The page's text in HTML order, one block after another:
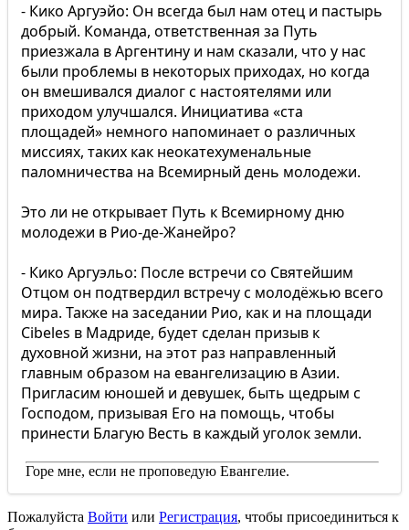
- Кико Аргуэйо: Он всегда был нам отец и пастырь
добрый. Команда, ответственная за Путь
приезжала в Аргентину и нам сказали, что у нас
были проблемы в некоторых приходах, но когда
он вмешивался диалог с настоятелями или
приходом улучшался. Инициатива «ста
площадей» немного напоминает о различных
миссиях, таких как неокатехуменальные
паломничества на Всемирный день молодежи.
Это ли не открывает Путь к Всемирному дню
молодежи в Рио-де-Жанейро?
- Кико Аргуэльо: После встречи со Святейшим
Отцом он подтвердил встречу с молодёжью всего
мира. Также на заседании Рио, как и на площади
Cibeles в Мадриде, будет сделан призыв к
духовной жизни, на этот раз направленный ​​
главным образом на евангелизацию в Азии.
Пригласим юношей и девушек, быть щедрым с
Господом, призывая Его на помощь, чтобы
принести Благую Весть в каждый уголок земли.
Горе мне, если не проповедую Евангелие.
Пожалуйста Войти или Регистрация, чтобы присоединиться к